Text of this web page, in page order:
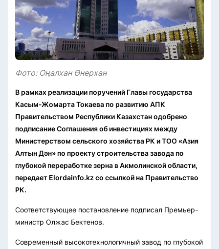
Фото: Оңалхан Өнерхан
В рамках реализации поручений Главы государства
Касым-Жомарта Токаева по развитию АПК
Правительством Республики Казахстан одобрено
подписание Соглашения об инвестициях между
Министерством сельского хозяйства РК и ТОО «Азия
Алтын Дән» по проекту строительства завода по
глубокой переработке зерна в Акмолинской области,
передает Elordainfo.kz со ссылкой на Правительство
РК.
Соответствующее постановление подписал Премьер-
министр Олжас Бектенов.
Современный высокотехнологичный завод по глубокой